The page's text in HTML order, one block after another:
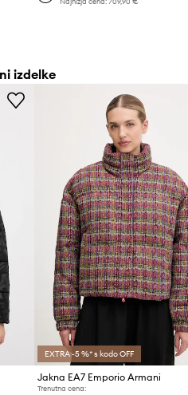
izdelke
EXTRA -5 %* s kodo OFF
Jakna EA7 Emporio Armani
Trenutna cena: